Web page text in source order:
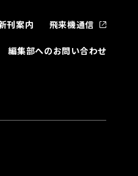
刊案内 飛来機通信
編集部へのお問い合わせ